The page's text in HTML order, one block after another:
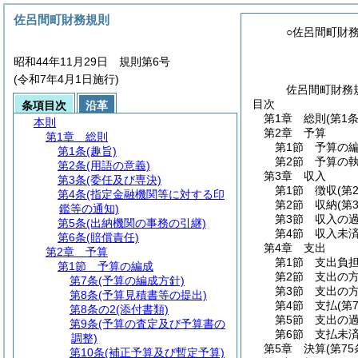
○佐呂間町財
佐呂間町財務
目次
第1章
総則 (第1
第2章
予算
第1節
予算の
第2節
予算の
第3章
収入
第1節
徴収(第
第2節
収納(第
第3節
収入の
第4節
収入未
第4章
支出
第1節
支出負
第2節
支出の
第3節
支出の
第4節
支払(第
第5節
支出の
第6節
支払未
第5章
決算(第75
佐呂間町財務規則
昭和44年11月29日 規則第6号
(令和7年4月1日施行)
条項目次
沿革
本則
第1章
総則
第1条(趣旨)
第2条(用語の意義)
第3条(委任及び専決)
第4条(指定金融機関等に対する印
鑑等の通知)
第5条(出納機関の事務の引継)
第6条(賠償責任)
第2章
予算
第1節
予算の編成
第7条(予算の編成方針)
第8条(予算見積書等の提出)
第8条の2(添付書類)
第9条(予算の査定及び予算書の
調整)
第10条(補正予算及び暫定予算)